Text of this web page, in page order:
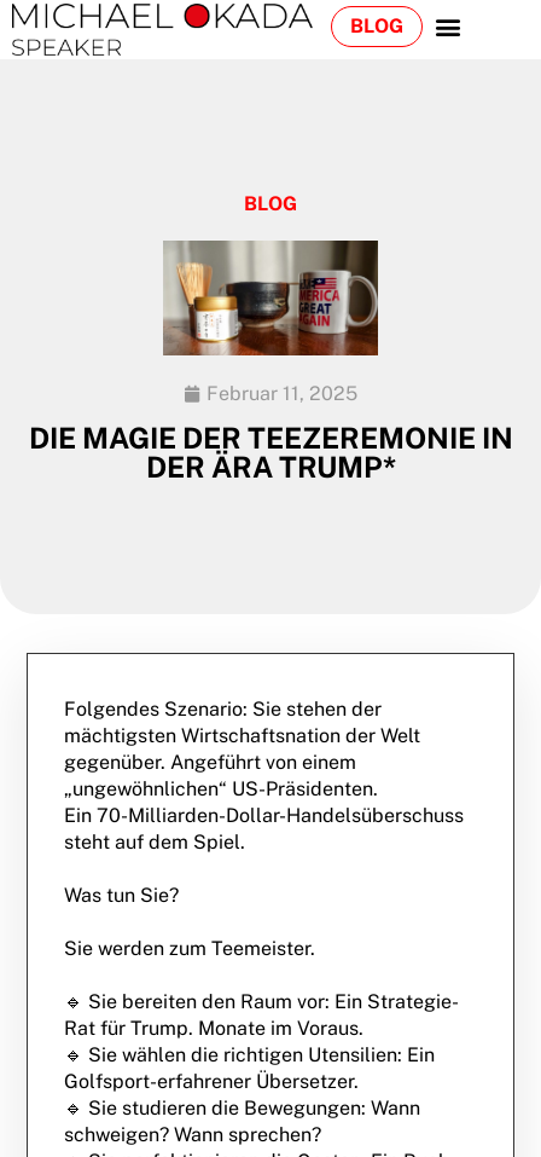
BLOG
BLOG
Februar 11, 2025
DIE MAGIE DER TEEZEREMONIE IN
DER ÄRA TRUMP*
Folgendes Szenario: Sie stehen der
mächtigsten Wirtschaftsnation der Welt
gegenüber. Angeführt von einem
„ungewöhnlichen“ US-Präsidenten.
Ein 70-Milliarden-Dollar-Handelsüberschuss
steht auf dem Spiel.
Was tun Sie?
Sie werden zum Teemeister.
🔹 Sie bereiten den Raum vor: Ein Strategie-
Rat für Trump. Monate im Voraus.
🔹 Sie wählen die richtigen Utensilien: Ein
Golfsport-erfahrener Übersetzer.
🔹 Sie studieren die Bewegungen: Wann
schweigen? Wann sprechen?